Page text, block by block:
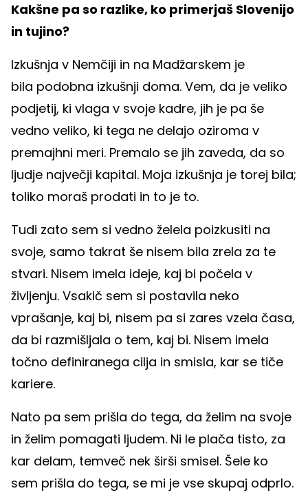
Kakšne pa so razlike, ko primerjaš Slovenijo
in tujino?
Izkušnja v Nemčiji in na Madžarskem je
bila podobna izkušnji doma. Vem, da je veliko
podjetij, ki vlaga v svoje kadre, jih je pa še
vedno veliko, ki tega ne delajo oziroma v
premajhni meri. Premalo se jih zaveda, da so
ljudje največji kapital. Moja izkušnja je torej bila;
toliko moraš prodati in to je to.
Tudi zato sem si vedno želela poizkusiti na
svoje, samo takrat še nisem bila zrela za te
stvari. Nisem imela ideje, kaj bi počela v
življenju. Vsakič sem si postavila neko
vprašanje, kaj bi, nisem pa si zares vzela časa,
da bi razmišljala o tem, kaj bi. Nisem imela
točno definiranega cilja in smisla, kar se tiče
kariere.
Nato pa sem prišla do tega, da želim na svoje
in želim pomagati ljudem. Ni le plača tisto, za
kar delam, temveč nek širši smisel. Šele ko
sem prišla do tega, se mi je vse skupaj odprlo.